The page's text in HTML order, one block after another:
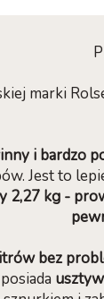
marki
i bardzo
Jest to
2,27 kg -
bez